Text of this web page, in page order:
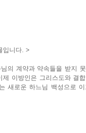
입니다. >
의 계약과 약속들을 받지
이방인은 그리스도와 결
새로운 하느님 백성으로